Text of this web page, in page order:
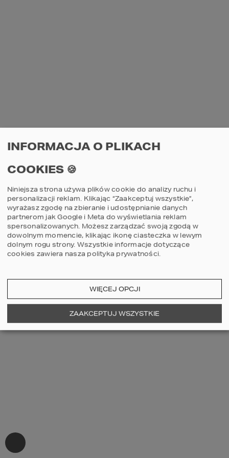
INFORMACJA O PLIKACH
COOKIES 🍪
Niniejsza strona używa plików cookie do analizy ruchu i
personalizacji reklam. Klikając “Zaakceptuj wszystkie”,
wyrażasz zgodę na zbieranie i udostępnianie danych
partnerom jak Google i Meta do wyświetlania reklam
spersonalizowanych. Możesz zarządzać swoją zgodą w
dowolnym momencie, klikając ikonę ciasteczka w lewym
dolnym rogu strony. Wszystkie informacje dotyczące
cookies zawiera nasza polityka prywatności.
WIĘCEJ OPCJI
ZAAKCEPTUJ WSZYSTKIE